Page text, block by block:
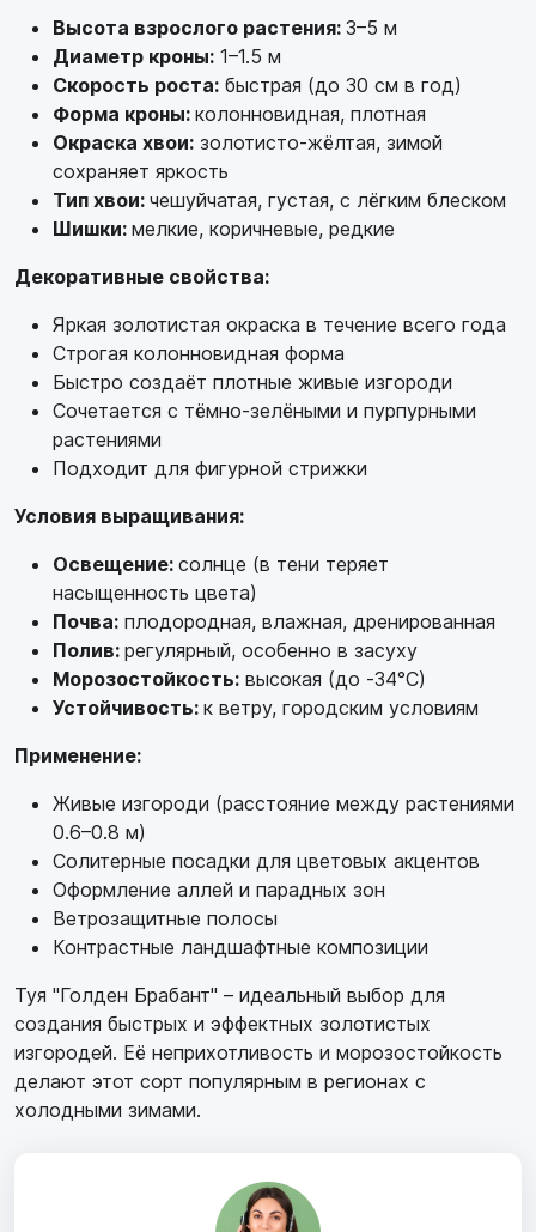
Высота взрослого растения: 3–5 м
Диаметр кроны: 1–1.5 м
Скорость роста: быстрая (до 30 см в год)
Форма кроны: колонновидная, плотная
Окраска хвои: золотисто-жёлтая, зимой
сохраняет яркость
Тип хвои: чешуйчатая, густая, с лёгким блеском
Шишки: мелкие, коричневые, редкие
Декоративные свойства:
Яркая золотистая окраска в течение всего года
Строгая колонновидная форма
Быстро создаёт плотные живые изгороди
Сочетается с тёмно-зелёными и пурпурными
растениями
Подходит для фигурной стрижки
Условия выращивания:
Освещение: солнце (в тени теряет
насыщенность цвета)
Почва: плодородная, влажная, дренированная
Полив: регулярный, особенно в засуху
Морозостойкость: высокая (до -34°C)
Устойчивость: к ветру, городским условиям
Применение:
Живые изгороди (расстояние между растениями
0.6–0.8 м)
Солитерные посадки для цветовых акцентов
Оформление аллей и парадных зон
Ветрозащитные полосы
Контрастные ландшафтные композиции
Туя "Голден Брабант" – идеальный выбор для
создания быстрых и эффектных золотистых
изгородей. Её неприхотливость и морозостойкость
делают этот сорт популярным в регионах с
холодными зимами.